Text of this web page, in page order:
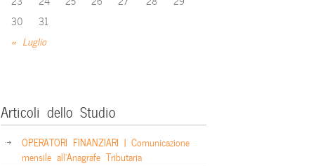
« Luglio
30
31
Articoli dello Studio
OPERATORI FINANZIARI | Comunicazione
mensile all’Anagrafe Tributaria